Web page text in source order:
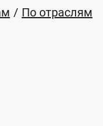
По отраслям